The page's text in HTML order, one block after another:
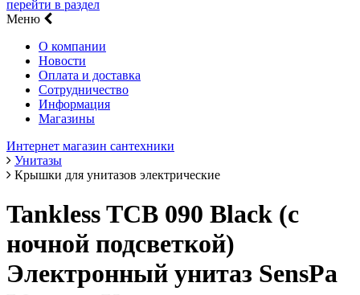
перейти в раздел
Меню
О компании
Новости
Оплата и доставка
Сотрудничество
Информация
Магазины
Интернет магазин сантехники
Унитазы
Крышки для унитазов электрические
Tankless TCB 090 Black (с
ночной подсветкой)
Электронный унитаз SensPa